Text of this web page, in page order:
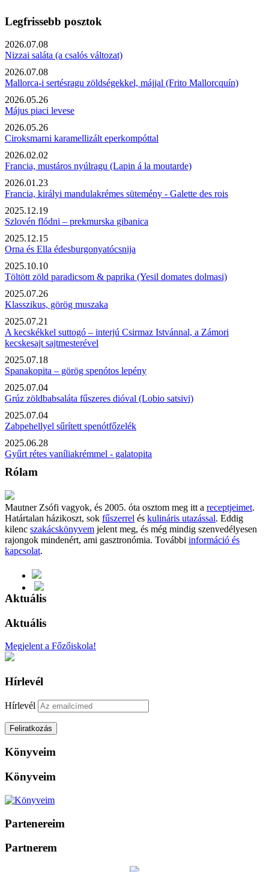
Legfrissebb posztok
2026.07.08
Nizzai saláta (a csalós változat)
2026.07.08
Mallorca-i sertésragu zöldségekkel, májjal (Frito Mallorcquín)
2026.05.26
Május piaci levese
2026.05.26
Ciroksmarni karamellizált eperkompóttal
2026.02.02
Francia, mustáros nyúlragu (Lapin á la moutarde)
2026.01.23
Francia, királyi mandulakrémes sütemény - Galette des rois
2025.12.19
Szlovén flódni – prekmurska gibanica
2025.12.15
Orna és Ella édesburgonyatócsnija
2025.10.10
Töltött zöld paradicsom & paprika (Yesil domates dolmasi)
2025.07.26
Klasszikus, görög muszaka
2025.07.21
A kecskékkel suttogó – interjú Csirmaz Istvánnal, a Zámori
kecskesajt sajtmesterével
2025.07.18
Spanakopita – görög spenótos lepény
2025.07.04
Grúz zöldbabsaláta fűszeres dióval (Lobio satsivi)
2025.07.04
Zabpehellyel sűrített spenótfőzelék
2025.06.28
Gyűrt rétes vaníliakrémmel - galatopita
Rólam
Mautner Zsófi vagyok, és 2005. óta osztom meg itt a receptjeimet.
Határtalan házikoszt, sok fűszerrel és kulináris utazással. Eddig
kilenc szakácskönyvem jelent meg, és még mindig szenvedélyesen
rajongok mindenért, ami gasztronómia. További információ és
kapcsolat.
Aktuális
Aktuális
Megjelent a Főzőiskola!
Hírlevél
Hírlevél
Könyveim
Könyveim
Partenereim
Partnerem